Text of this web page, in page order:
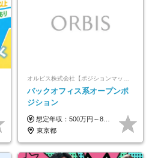
オルビス株式会社【ポジションマッチ登録】
バックオフィス系オープンポ
ジション
想定年収：500万円～800万円 ※ご経験やスキルに応じて決定します。 ※上記想定年収はあくまでも目安の金額であり、 選考を通じて上下する可能性があります。
東京都